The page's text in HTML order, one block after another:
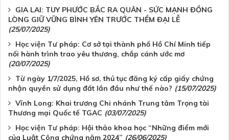
GIA LAI: TUY PHƯỚC BẮC RA QUÂN - SỨC MẠNH ĐỒNG
LÒNG GIỮ VỮNG BÌNH YÊN TRƯỚC THỀM ĐẠI LỄ
(25/07/2025)
Học viện Tư pháp: Cơ sở tại thành phố Hồ Chí Minh tiếp
nối hành trình trao yêu thương, chắp cánh ước mơ
(20/07/2025)
Từ ngày 1/7/2025, Hồ sơ, thủ tục đăng ký cấp giấy chứng
nhận quyền sử dụng đất lần đầu như thế nào? (15/07/2025)
Vĩnh Long: Khai trương Chi nhánh Trung tâm Trọng tài
Thương mại Quốc tế TGAC (03/07/2025)
Học viện Tư pháp: Hội thảo khoa học “Những điểm mới
của Luật Công chứng năm 2024” (26/06/2025)